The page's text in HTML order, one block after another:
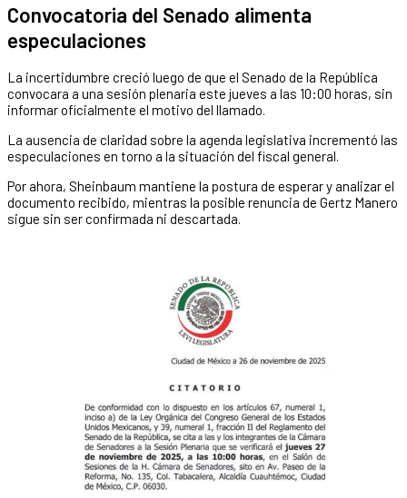
Convocatoria del Senado alimenta
especulaciones
La incertidumbre creció luego de que el Senado de la República
convocara a una sesión plenaria este jueves a las 10:00 horas, sin
informar oficialmente el motivo del llamado.
La ausencia de claridad sobre la agenda legislativa incrementó las
especulaciones en torno a la situación del fiscal general.
Por ahora, Sheinbaum mantiene la postura de esperar y analizar el
documento recibido, mientras la posible renuncia de Gertz Manero
sigue sin ser confirmada ni descartada.